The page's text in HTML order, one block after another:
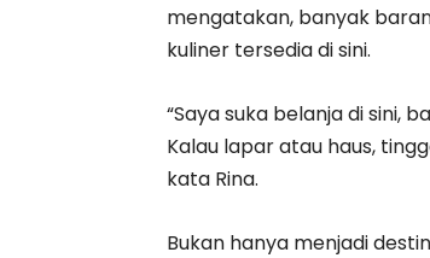
mengatakan, banyak
kuliner tersedia di sini.
“Saya suka belanja di sini,
Kalau lapar atau haus,
kata Rina.
Bukan hanya menjadi